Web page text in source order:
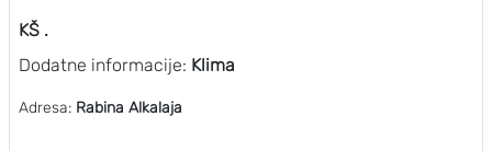
KŠ .
Dodatne informacije: Klima
Adresa: Rabina Alkalaja